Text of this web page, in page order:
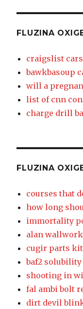
FLUZINA
craigslist
bawkbasoup
will a
list of cnn
charge drill
FLUZINA
courses that
how long
immortality
alan
cugir parts kit
baf2
shooting in
fal ambi bolt
dirt devil